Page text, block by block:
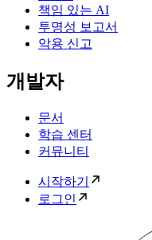
책임 있는 AI
투명성 보고서
악용 신고
개발자
문서
학습 센터
커뮤니티
시작하기
로그인